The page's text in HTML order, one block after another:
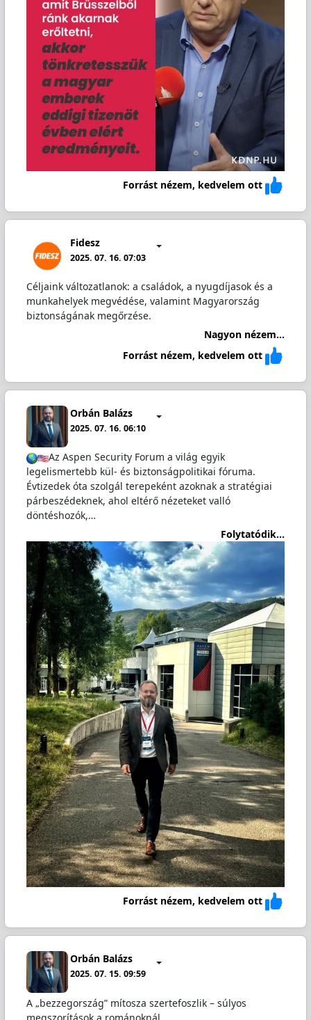
Forrást nézem, kedvelem ott
Fidesz
2025. 07. 16. 07:03
Céljaink változatlanok: a családok, a nyugdíjasok és a
munkahelyek megvédése, valamint Magyarország
biztonságának megőrzése.
Nagyon nézem...
Forrást nézem, kedvelem ott
Orbán Balázs
2025. 07. 16. 06:10
Az Aspen Security Forum a világ egyik
legelismertebb kül- és biztonságpolitikai fóruma.
Évtizedek óta szolgál terepeként azoknak a stratégiai
párbeszédeknek, ahol eltérő nézeteket valló
döntéshozók,…
Folytatódik...
Forrást nézem, kedvelem ott
Orbán Balázs
2025. 07. 15. 09:59
A „bezzegország” mítosza szertefoszlik – súlyos
megszorítások a románoknál